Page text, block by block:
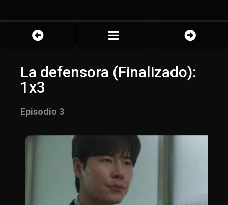
La defensora (Finalizado):
1x3
Episodio 3